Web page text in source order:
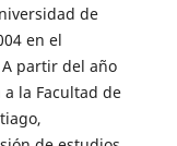
de
en el
partir del año
la Facultad de